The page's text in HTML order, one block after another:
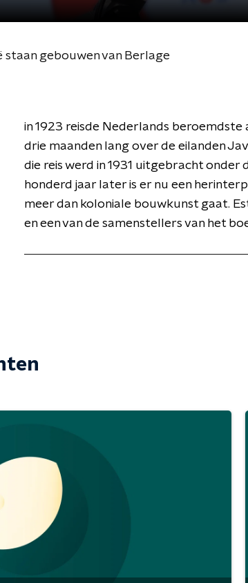
staan gebouwen van Berlage
in 1923 reisde Nederlands
drie maanden lang over de eilanden
die reis werd in 1931 uitgebracht onder
honderd jaar later is er nu een
meer dan koloniale bouwkunst gaat.
en een van de samenstellers van het